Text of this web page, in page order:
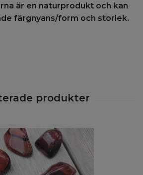
är en naturprodukt och kan
färgnyans/form och storlek.